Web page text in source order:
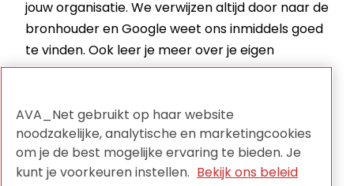
jouw organisatie. We verwijzen altijd door naar de
bronhouder en Google weet ons inmiddels goed
te vinden. Ook leer je meer over je eigen
collectie als je het in de context ziet van
Je kunt je aanmelden als deelnemer. Dit is
kosteloos. Het enige wat we vragen is de
bereidheid om je beschrijvingen als open data
ter beschikking te stellen. We werken
AVA_Net gebruikt op haar website
noodzakelijke, analytische en marketingcookies
om je de best mogelijke ervaring te bieden. Je
kunt je voorkeuren instellen. Bekijk ons beleid